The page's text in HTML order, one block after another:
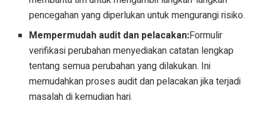
pencegahan yang diperlukan untuk mengurangi risiko.
Mempermudah audit dan pelacakan:Formulir
verifikasi perubahan menyediakan catatan lengkap
tentang semua perubahan yang dilakukan. Ini
memudahkan proses audit dan pelacakan jika terjadi
masalah di kemudian hari.